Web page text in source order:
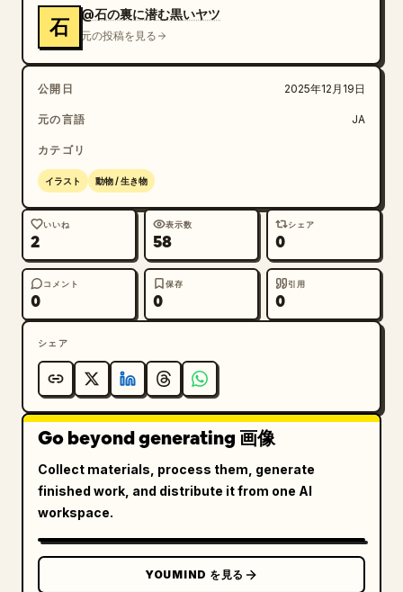
石
@石の裏に潜む黒いヤツ
元の投稿を見る
公開日 2025年12月19日
元の言語 JA
カテゴリ
イラスト 動物 / 生き物
いいね
2
表示数
58
シェア
0
コメント
0
保存
0
引用
0
シェア
Go beyond generating 画像
Collect materials, process them, generate
finished work, and distribute it from one AI
workspace.
YOUMIND を見る